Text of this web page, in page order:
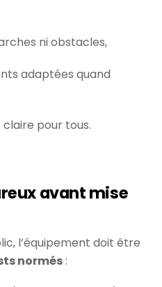
ni obstacles,
adaptées quand
pour tous.
avant mise
l’équipement doit être
normés: